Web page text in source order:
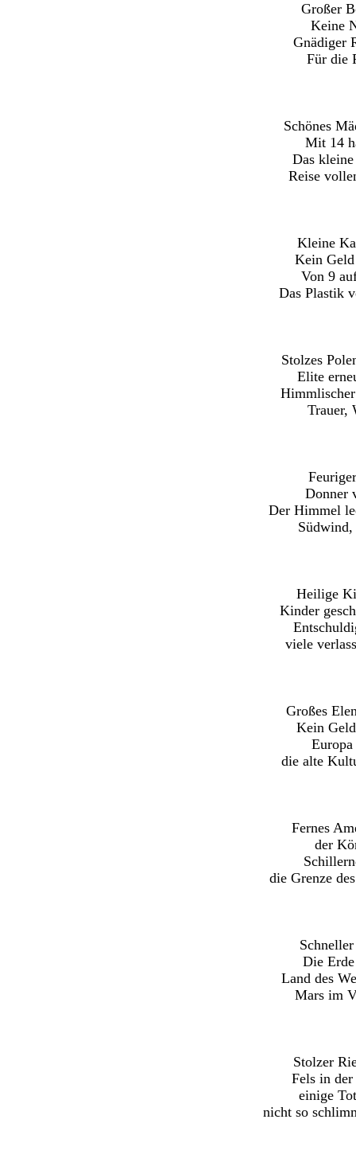
Großer
Keine
Gnädiger
Für die
Schönes
Mit 14
Das
Reise
Kleine
Kein
Von 9
Das Plastik
Stolzes
Elite
Trauer,
Donner
Der Himmel
Heilige
Kinder
viele
Großes
Kein
die alte
Fernes
der
die Grenze
Die
Land des
Mars im
Stolzer
Fels in
einige
nicht so